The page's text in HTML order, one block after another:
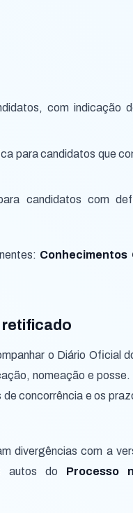
com indicação
para candidatos que
candidatos com
Conhecimentos
retificado
o Diário Oficial
nomeação e posse.
concorrência e os
divergências com a
autos do Processo